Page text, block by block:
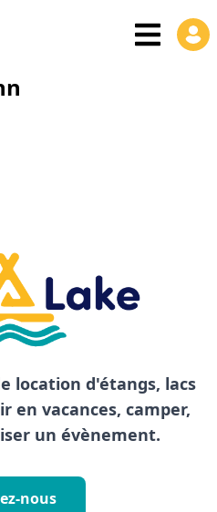
location d'étangs, lacs
en vacances, camper,
un évènement.
nous